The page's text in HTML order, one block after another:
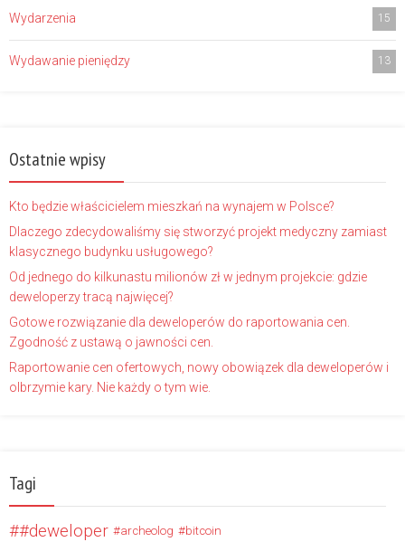
Wydarzenia 15
Wydawanie pieniędzy 13
Ostatnie wpisy
Kto będzie właścicielem mieszkań na wynajem w Polsce?
Dlaczego zdecydowaliśmy się stworzyć projekt medyczny zamiast
klasycznego budynku usługowego?
Od jednego do kilkunastu milionów zł w jednym projekcie: gdzie
deweloperzy tracą najwięcej?
Gotowe rozwiązanie dla deweloperów do raportowania cen.
Zgodność z ustawą o jawności cen.
Raportowanie cen ofertowych, nowy obowiązek dla deweloperów i
olbrzymie kary. Nie każdy o tym wie.
Tagi
#deweloper archeolog bitcoin